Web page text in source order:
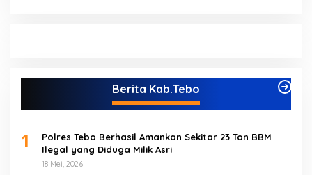
Berita Kab.Tebo
1
Polres Tebo Berhasil Amankan Sekitar 23 Ton BBM
Ilegal yang Diduga Milik Asri
18 Mei, 2026